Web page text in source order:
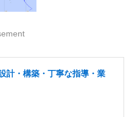
計・構築・丁寧な指導・業